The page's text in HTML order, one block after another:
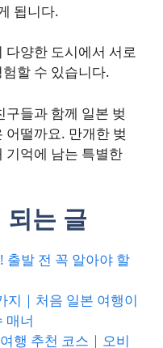
됩니다.
다양한 도시에서 서로
할 수 있습니다.
구들과 함께 일본 벚
어떨까요. 만개한 벚
기억에 남는 특별한
되는 글
출발 전 꼭 알아야 할
지｜처음 일본 여행이
매너
행 추천 코스｜오비